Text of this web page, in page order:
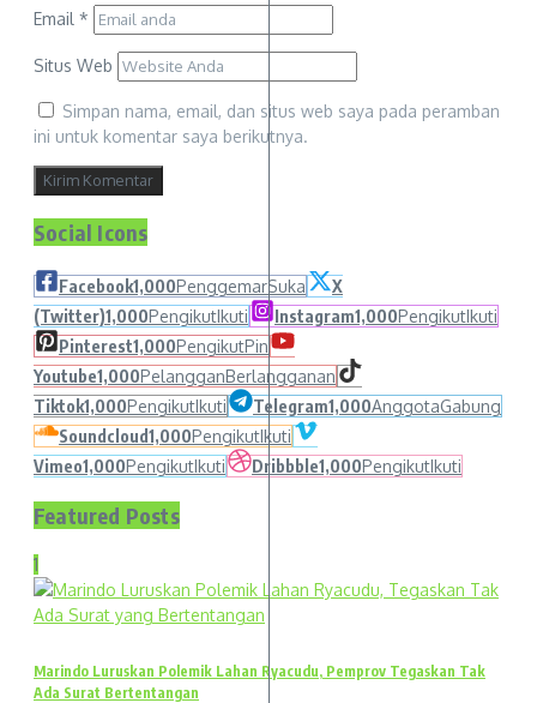
Email *
Situs Web
Simpan nama, email, dan situs web saya pada peramban
ini untuk komentar saya berikutnya.
Social Icons
Facebook1,000PenggemarSuka
X
(Twitter)1,000PengikutIkuti Instagram1,000PengikutIkuti
Pinterest1,000PengikutPin
Youtube1,000PelangganBerlangganan
Tiktok1,000PengikutIkuti Telegram1,000AnggotaGabung
Soundcloud1,000PengikutIkuti
Vimeo1,000PengikutIkuti Dribbble1,000PengikutIkuti
Featured Posts
1
Marindo Luruskan Polemik Lahan Ryacudu, Pemprov Tegaskan Tak
Ada Surat Bertentangan